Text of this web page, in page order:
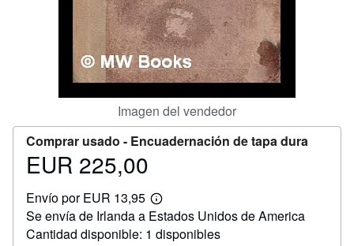
Imagen del vendedor
Comprar usado - Encuadernación de tapa dura
Precio
225,00
EUR 225,00
Envío por EUR 13,95
Más
información
sobre
las
Se envía de Irlanda a Estados Unidos de America
Cantidad disponible: 1 disponibles